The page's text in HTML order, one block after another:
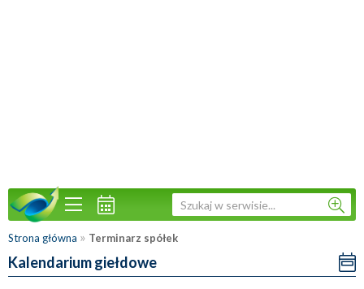
Strona główna » Terminarz spółek
Kalendarium giełdowe